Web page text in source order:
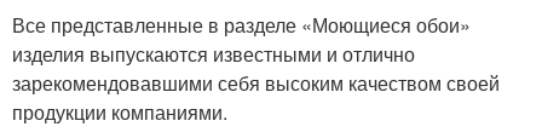
Все представленные в разделе «Моющиеся обои»
изделия выпускаются известными и отлично
зарекомендовавшими себя высоким качеством своей
продукции компаниями.